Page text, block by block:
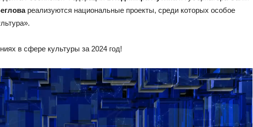
реализуются национальные проекты, среди которых особое
в сфере культуры за 2024 год!